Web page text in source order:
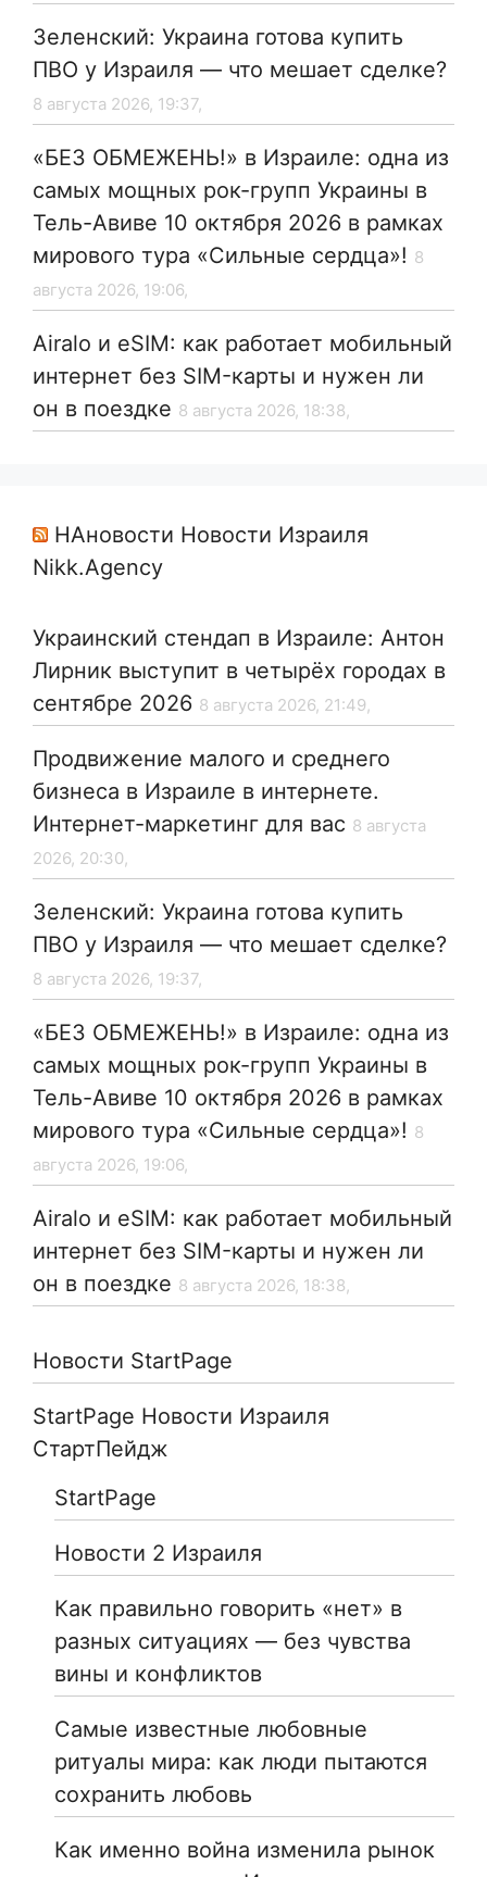
Зеленский: Украина готова купить
ПВО у Израиля — что мешает сделке?
8 августа 2026, 19:37,
«БЕЗ ОБМЕЖЕНЬ!» в Израиле: одна из
самых мощных рок-групп Украины в
Тель-Авиве 10 октября 2026 в рамках
мирового тура «Сильные сердца»! 8
августа 2026, 19:06,
Airalo и eSIM: как работает мобильный
интернет без SIM-карты и нужен ли
он в поездке 8 августа 2026, 18:38,
НАновости Новости Израиля
Nikk.Agency
Украинский стендап в Израиле: Антон
Лирник выступит в четырёх городах в
сентябре 2026 8 августа 2026, 21:49,
Продвижение малого и среднего
бизнеса в Израиле в интернете.
Интернет-маркетинг для вас 8 августа
2026, 20:30,
Зеленский: Украина готова купить
ПВО у Израиля — что мешает сделке?
8 августа 2026, 19:37,
«БЕЗ ОБМЕЖЕНЬ!» в Израиле: одна из
самых мощных рок-групп Украины в
Тель-Авиве 10 октября 2026 в рамках
мирового тура «Сильные сердца»! 8
августа 2026, 19:06,
Airalo и eSIM: как работает мобильный
интернет без SIM-карты и нужен ли
он в поездке 8 августа 2026, 18:38,
Новости StartPage
StartPage Новости Израиля
СтартПейдж
StartPage
Новости 2 Израиля
Как правильно говорить «нет» в
разных ситуациях — без чувства
вины и конфликтов
Самые известные любовные
ритуалы мира: как люди пытаются
сохранить любовь
Как именно война изменила рынок